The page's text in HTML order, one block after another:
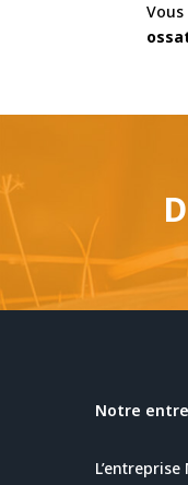
Notre